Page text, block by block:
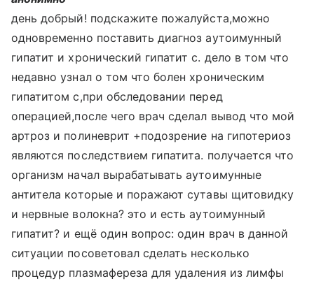
день добрый! подскажите пожалуйста,можно
одновременно поставить диагноз аутоимунный
гипатит и хронический гипатит с. дело в том что
недавно узнал о том что болен хроническим
гипатитом с,при обследовании перед
операцией,после чего врач сделал вывод что мой
артроз и полиневрит +подозрение на гипотериоз
являются последствием гипатита. получается что
организм начал вырабатывать аутоимунные
антитела которые и поражают сутавы щитовидку
и нервные волокна? это и есть аутоимунный
гипатит? и ещё один вопрос: один врач в данной
ситуации посоветовал сделать несколько
процедур плазмафереза для удаления из лимфы